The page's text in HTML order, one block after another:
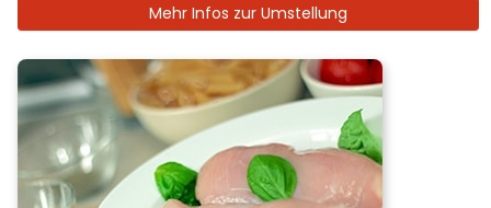
Mehr Infos zur Umstellung